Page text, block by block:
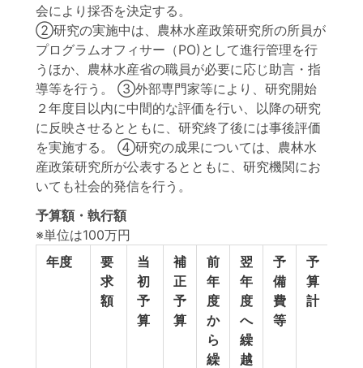
会により採否を決定する。
②研究の実施中は、農林水産政策研究所の所員が
プログラムオフィサー（PO)として進行管理を行
うほか、農林水産省の職員が必要に応じ助言・指
導等を行う。 ③外部専門家等により、研究開始
２年度目以内に中間的な評価を行い、以降の研究
に反映させるとともに、研究終了後には事後評価
を実施する。 ④研究の成果については、農林水
産政策研究所が公表するとともに、研究機関にお
いても社会的発信を行う。
予算額・執行額
※単位は100万円
年度
要
求
額
当
初
予
算
補
正
予
算
前
年
度
か
ら
繰
翌
年
度
へ
繰
越
予
備
費
等
予
算
計